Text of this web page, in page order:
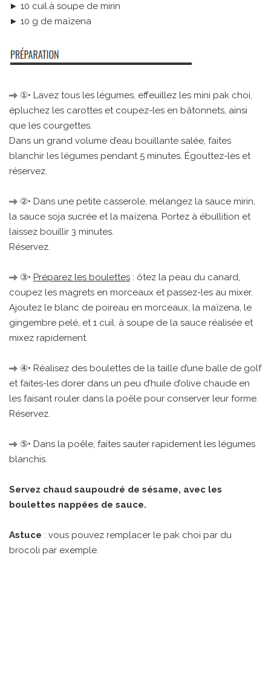
► 10 cuil.à soupe de mirin
► 10 g de maïzena
①• Lavez tous les légumes, effeuillez les mini pak choi,
épluchez les carottes et coupez-les en bâtonnets, ainsi
que les courgettes.
Dans un grand volume d’eau bouillante salée, faites
blanchir les légumes pendant 5 minutes. Égouttez-les et
réservez.
②• Dans une petite casserole, mélangez la sauce mirin,
la sauce soja sucrée et la maïzena. Portez à ébullition et
laissez bouillir 3 minutes.
Réservez.
③• Préparez les boulettes : ôtez la peau du canard,
coupez les magrets en morceaux et passez-les au mixer.
Ajoutez le blanc de poireau en morceaux, la maïzena, le
gingembre pelé, et 1 cuil. à soupe de la sauce réalisée et
mixez rapidement.
④• Réalisez des boulettes de la taille d’une balle de golf
et faites-les dorer dans un peu d’huile d’olive chaude en
les faisant rouler dans la poêle pour conserver leur forme.
Réservez.
⑤• Dans la poêle, faites sauter rapidement les légumes
blanchis.
Servez chaud saupoudré de sésame, avec les
boulettes nappées de sauce.
Astuce : vous pouvez remplacer le pak choi par du
brocoli par exemple.